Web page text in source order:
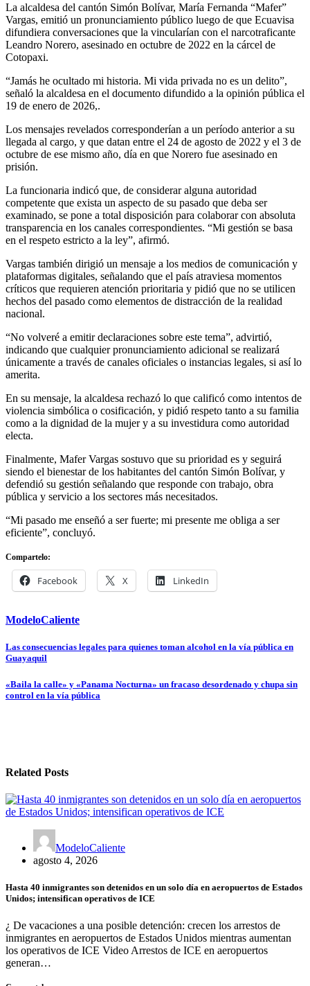
La alcaldesa del cantón Simón Bolívar, María Fernanda “Mafer”
Vargas, emitió un pronunciamiento público luego de que Ecuavisa
difundiera conversaciones que la vincularían con el narcotraficante
Leandro Norero, asesinado en octubre de 2022 en la cárcel de
Cotopaxi.
“Jamás he ocultado mi historia. Mi vida privada no es un delito”,
señaló la alcaldesa en el documento difundido a la opinión pública el
19 de enero de 2026,.
Los mensajes revelados corresponderían a un período anterior a su
llegada al cargo, y que datan entre el 24 de agosto de 2022 y el 3 de
octubre de ese mismo año, día en que Norero fue asesinado en
prisión.
La funcionaria indicó que, de considerar alguna autoridad
competente que exista un aspecto de su pasado que deba ser
examinado, se pone a total disposición para colaborar con absoluta
transparencia en los canales correspondientes. “Mi gestión se basa
en el respeto estricto a la ley”, afirmó.
Vargas también dirigió un mensaje a los medios de comunicación y
plataformas digitales, señalando que el país atraviesa momentos
críticos que requieren atención prioritaria y pidió que no se utilicen
hechos del pasado como elementos de distracción de la realidad
nacional.
“No volveré a emitir declaraciones sobre este tema”, advirtió,
indicando que cualquier pronunciamiento adicional se realizará
únicamente a través de canales oficiales o instancias legales, si así lo
amerita.
En su mensaje, la alcaldesa rechazó lo que calificó como intentos de
violencia simbólica o cosificación, y pidió respeto tanto a su familia
como a la dignidad de la mujer y a su investidura como autoridad
electa.
Finalmente, Mafer Vargas sostuvo que su prioridad es y seguirá
siendo el bienestar de los habitantes del cantón Simón Bolívar, y
defendió su gestión señalando que responde con trabajo, obra
pública y servicio a los sectores más necesitados.
“Mi pasado me enseñó a ser fuerte; mi presente me obliga a ser
eficiente”, concluyó.
Compartelo:
Facebook X LinkedIn
ModeloCaliente
Navegación
entradas
Las consecuencias legales para quienes toman alcohol en la vía pública en
Guayaquil
«Baila la calle» y «Panama Nocturna» un fracaso desordenado y chupa sin
control en la vía pública
Related Posts
ModeloCaliente
agosto 4, 2026
Hasta 40 inmigrantes son detenidos en un solo día en aeropuertos de Estados
Unidos; intensifican operativos de ICE
¿ De vacaciones a una posible detención: crecen los arrestos de
inmigrantes en aeropuertos de Estados Unidos mientras aumentan
los operativos de ICE Video Arrestos de ICE en aeropuertos
generan…